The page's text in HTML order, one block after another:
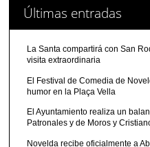
Últimas entradas
La Santa compartirá con San
visita extraordinaria
El Festival de Comedia de
humor en la Plaça Vella
El Ayuntamiento realiza un
Patronales y de Moros y
Novelda recibe oficialmente a